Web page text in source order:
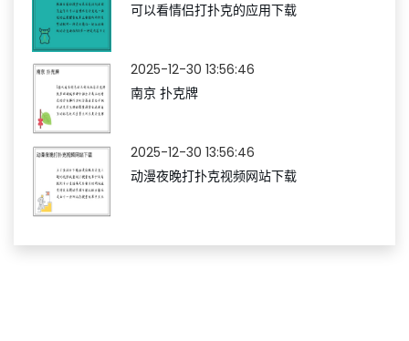
可以看情侣打扑克的应用下载
2025-12-30 13:56:46
南京 扑克牌
2025-12-30 13:56:46
动漫夜晚打扑克视频网站下载